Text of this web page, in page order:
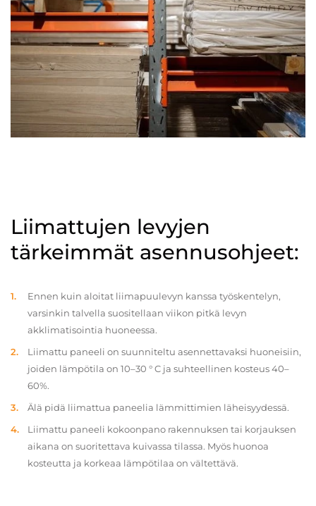
Liimattujen levyjen
tärkeimmät asennusohjeet:
Ennen kuin aloitat liimapuulevyn kanssa työskentelyn,
varsinkin talvella suositellaan viikon pitkä levyn
akklimatisointia huoneessa.
Liimattu paneeli on suunniteltu asennettavaksi huoneisiin,
joiden lämpötila on 10–30 ° C ja suhteellinen kosteus 40–
60%.
Älä pidä liimattua paneelia lämmittimien läheisyydessä.
Liimattu paneeli kokoonpano rakennuksen tai korjauksen
aikana on suoritettava kuivassa tilassa. Myös huonoa
kosteutta ja korkeaa lämpötilaa on vältettävä.